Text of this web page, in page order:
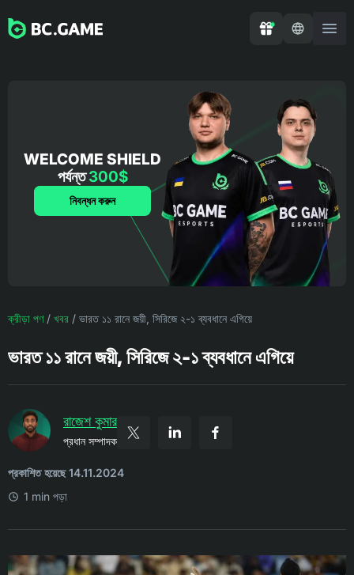
WELCOME SHIELD
পর্যন্ত300$
নিবন্ধন করুন
ক্রীড়া পণ/ খবর / ভারত ১১ রানে জয়ী, সিরিজে ২-১ ব্যবধানে এগিয়ে
ভারত ১১ রানে জয়ী, সিরিজে ২-১ ব্যবধানে এগিয়ে
রাজেশ কুমার
প্রধান সম্পাদক
প্রকাশিত হয়েছে 14.11.2024
1 min পড়া